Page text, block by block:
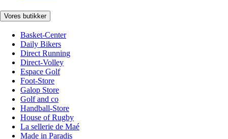
Vores butikker
Basket-Center
Daily Bikers
Direct Running
Direct-Volley
Espace Golf
Foot-Store
Galop Store
Golf and co
Handball-Store
House of Rugby
La sellerie de Maé
Made in Paradis